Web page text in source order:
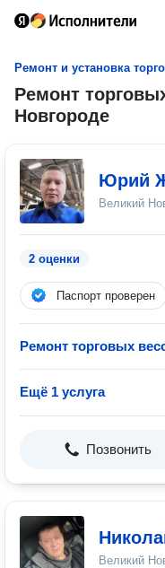
Ремонт и установка
Ремонт
Новгороде
Юрий
Великий
2 оценки
Паспорт проверен
Ремонт торговых
Ещё 1 услуга
Позвонить
Великий